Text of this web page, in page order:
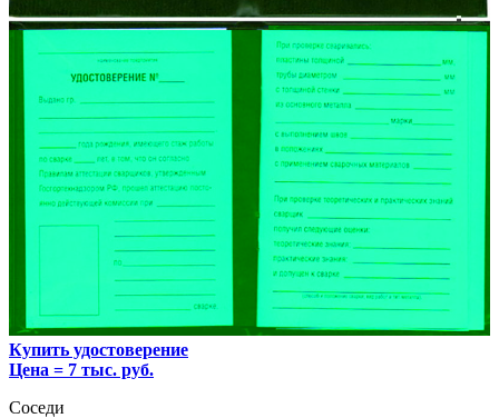
Купить удостоверение
Цена = 7 тыс. руб.
Соседи